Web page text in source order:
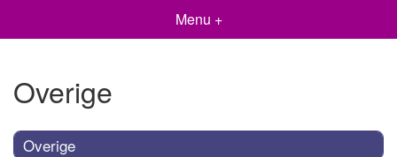
Menu +
Overige
Overige